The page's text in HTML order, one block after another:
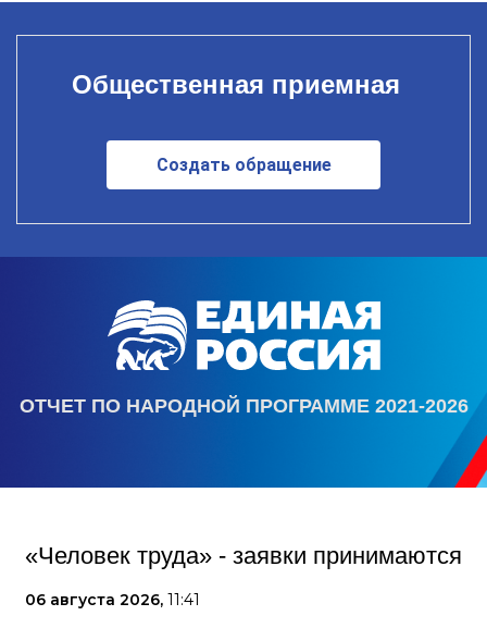
Общественная приемная
Создать обращение
ОТЧЕТ ПО НАРОДНОЙ ПРОГРАММЕ 2021-2026
«Человек труда» - заявки принимаются
06 августа 2026, 11:41